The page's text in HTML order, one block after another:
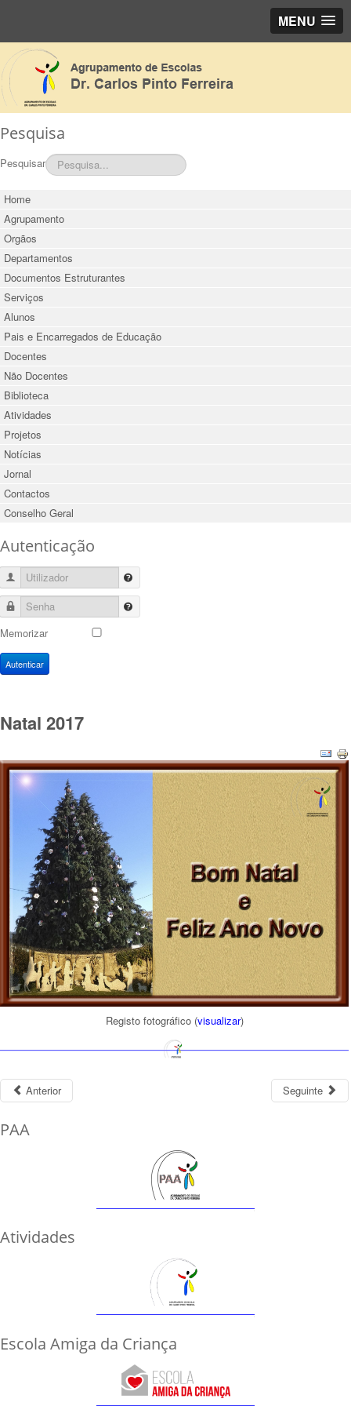
MENU
Pesquisa
Pesquisar
Home
Agrupamento
Orgãos
Departamentos
Documentos Estruturantes
Serviços
Alunos
Pais e Encarregados de Educação
Docentes
Não Docentes
Biblioteca
Atividades
Projetos
Notícias
Jornal
Contactos
Conselho Geral
Autenticação
Utilizador
Senha
Memorizar
Autenticar
Natal 2017
Registo fotográfico (visualizar)
Anterior Seguinte
PAA
Atividades
Escola Amiga da Criança